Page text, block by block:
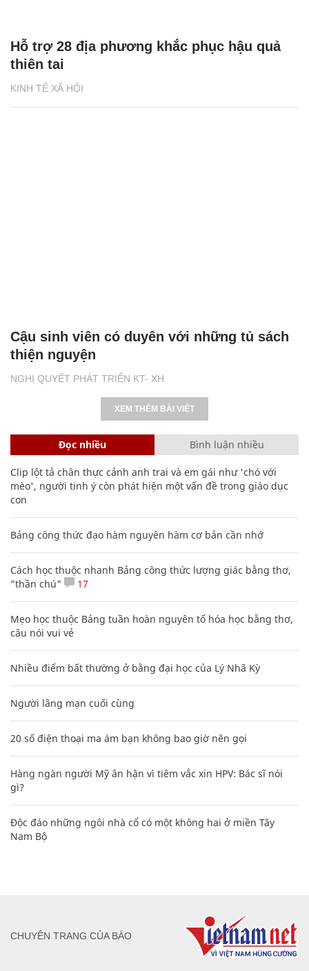
KINH TẾ XÃ HỘI
Hỗ trợ 28 địa phương khắc phục hậu quả
thiên tai
NGHỊ QUYẾT PHÁT TRIỂN KT- XH
Cậu sinh viên có duyên với những tủ sách
thiện nguyện
XEM THÊM BÀI VIẾT
Đọc nhiều Bình luận nhiều
Clip lột tả chân thực cảnh anh trai và em gái như 'chó với
mèo', người tinh ý còn phát hiện một vấn đề trong giáo dục
con
Bảng công thức đạo hàm nguyên hàm cơ bản cần nhớ
Cách học thuộc nhanh Bảng công thức lượng giác bằng thơ,
"thần chú"
17
Mẹo học thuộc Bảng tuần hoàn nguyên tố hóa học bằng thơ,
câu nói vui vẻ
Nhiều điểm bất thường ở bằng đại học của Lý Nhã Kỳ
Người lãng mạn cuối cùng
20 số điện thoại ma ám bạn không bao giờ nên gọi
Hàng ngàn người Mỹ ân hận vì tiêm vắc xin HPV: Bác sĩ nói
gì?
Độc đáo những ngôi nhà cổ có một không hai ở miền Tây
Nam Bộ
CHUYÊN TRANG CỦA BÁO